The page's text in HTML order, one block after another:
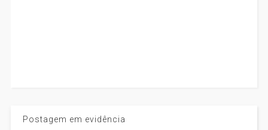
Postagem em evidência